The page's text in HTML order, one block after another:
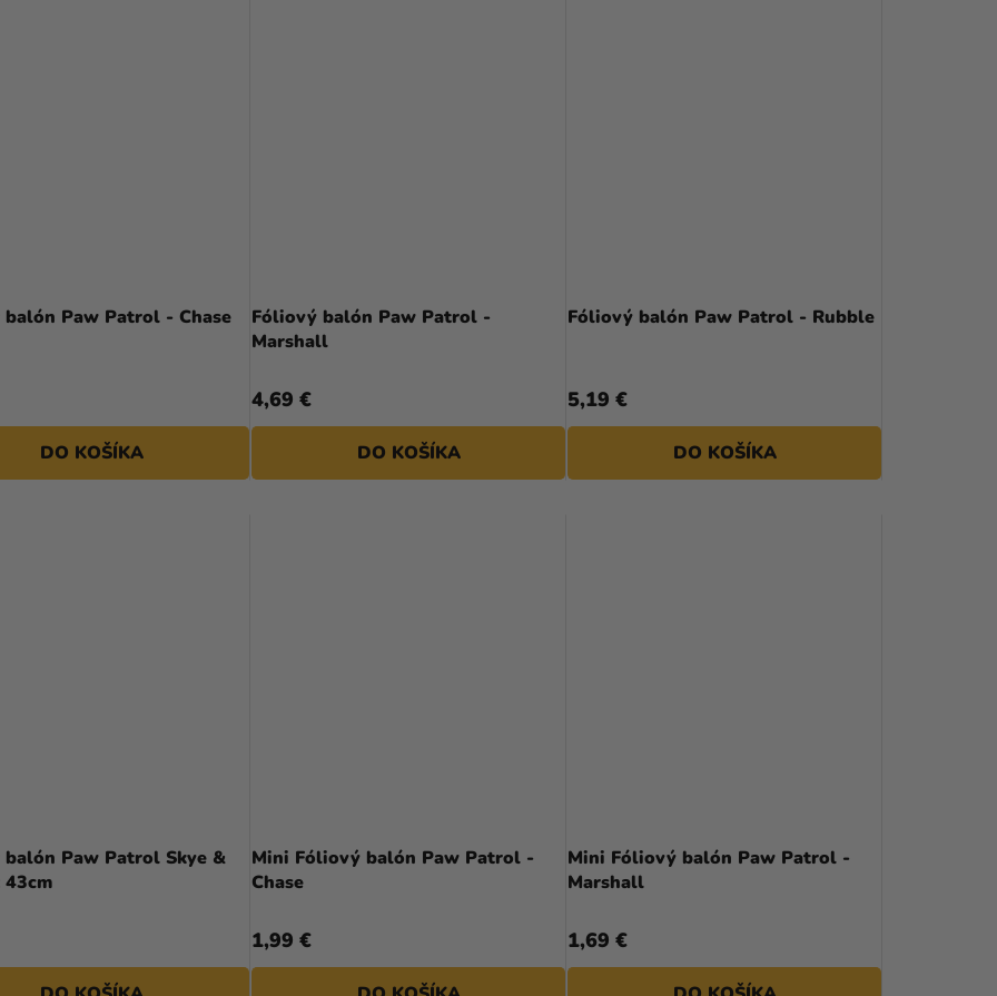
Paw Patrol - Chase
DO KOŠÍKA
Fóliový balón Paw Patrol -
Marshall
4,69 €
DO KOŠÍKA
Fóliový balón Paw Patrol - Rubble
5,19 €
DO KOŠÍKA
Paw Patrol Skye &
43cm
Mini Fóliový balón Paw Patrol -
Chase
1,99 €
Mini Fóliový balón Paw Patrol -
Marshall
1,69 €